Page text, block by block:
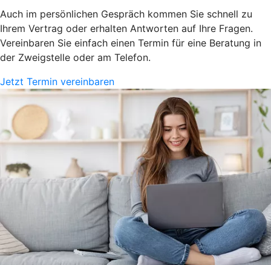
Auch im persönlichen Gespräch kommen Sie schnell zu
Ihrem Vertrag oder erhalten Antworten auf Ihre Fragen.
Vereinbaren Sie einfach einen Termin für eine Beratung in
der Zweigstelle oder am Telefon.
Jetzt Termin vereinbaren